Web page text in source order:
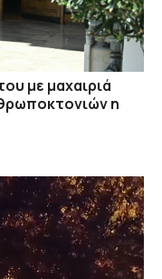
με μαχαιριά
η